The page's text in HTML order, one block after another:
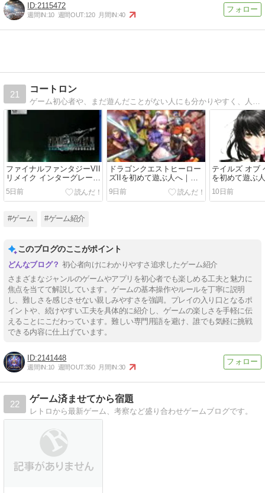
2115472
週間IN:10 週間OUT:120 月間IN:40
21
コートロン
ファイナルファンタジーVII
リメイク インターグレード
を初めて遊ぶ人へ｜仲間と
進む物語RPG
5日前
ドラゴンクエストヒーロー
ズIIを初めて遊ぶ人へ｜仲
間を切り替えて進む爽快ア
クション
9日前
テイルズ オブ
を初めて遊ぶ
つないで楽し
RPG
10日前
#ゲーム #ゲーム紹介
このブログのここがポイント
初心者向けにわかりやすさ追求したゲーム紹介
さまざまなジャンルのゲームやアプリを初心者でも楽しめる工夫と魅力に
焦点を当てて解説しています。ゲームの基本操作やルールを丁寧に説明
し、難しさを感じさせない親しみやすさを強調。プレイの入り口となるポ
イントや、続けやすい工夫を具体的に紹介し、ゲームの楽しさを手軽に伝
えることにこだわっています。難しい専門用語を避け、誰でも気軽に挑戦
できる内容に仕上げています。
2141448
週間IN:10 週間OUT:350 月間IN:30
22
ゲーム済ませてから宿題
レトロから最新ゲーム、考察など盛り合わせゲームブログです。